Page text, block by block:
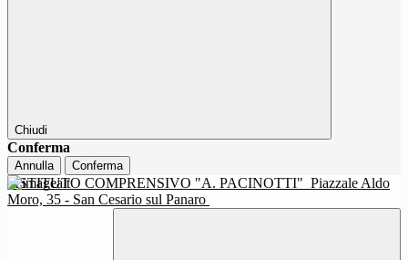
Chiudi
Conferma
Annulla Conferma
ISTITUTO COMPRENSIVO "A. PACINOTTI" Piazzale Aldo
Moro, 35 - San Cesario sul Panaro